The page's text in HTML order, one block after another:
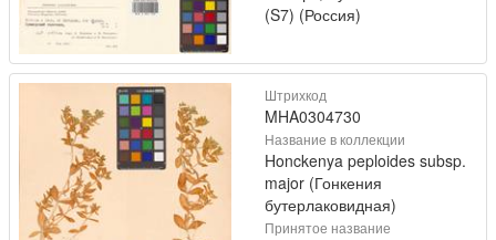
(S7) (Россия)
Штрихкод
MHA0304730
Название в коллекции
Honckenya peploides subsp.
major (Гонкения
бутерлаковидная)
Принятое название